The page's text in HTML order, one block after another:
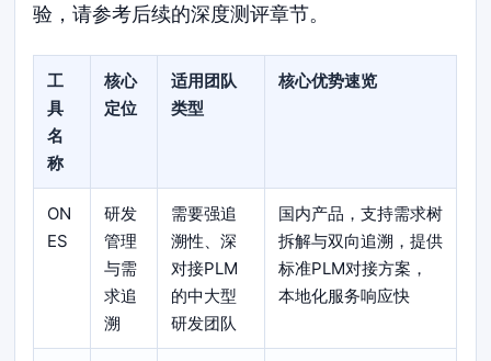
验，请参考后续的深度测评章节。
工
具
名
称
核心
定位
适用团队
类型
核心优势速览
ON
ES
研发
管理
与需
求追
溯
需要强追
溯性、深
对接PLM
的中大型
研发团队
国内产品，支持需求树
拆解与双向追溯，提供
标准PLM对接方案，
本地化服务响应快